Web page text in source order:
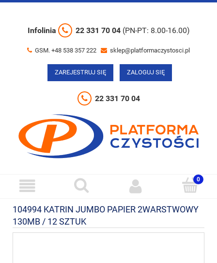
Infolinia 22 331 70 04 (PN-PT: 8.00-16.00)
GSM. +48 538 357 222 sklep@platformaczystosci.pl
ZAREJESTRUJ SIĘ ZALOGUJ SIĘ
22 331 70 04
104994 KATRIN JUMBO PAPIER 2WARSTWOWY
130MB / 12 SZTUK